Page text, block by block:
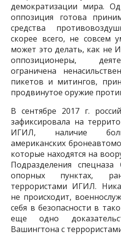
демократизации мира.
оппозиция готова
средства
скорее всего, не совсем
может это делать, как не
оппозиционеры,
ограничена
пикетов и митингов,
продвинутое оружие
В сентябре 2017 г.
зафиксировала на
ИГИЛ, наличие
американских
кото­рые находятся на
Подразделения
опорных пунктах,
террористами ИГИЛ.
не про­исходит,
себя в безопасности в
еще одно
Вашингтона с